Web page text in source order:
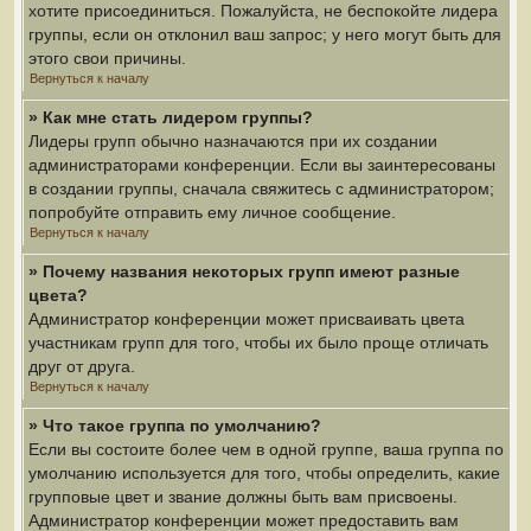
хотите присоединиться. Пожалуйста, не беспокойте лидера
группы, если он отклонил ваш запрос; у него могут быть для
этого свои причины.
Вернуться к началу
» Как мне стать лидером группы?
Лидеры групп обычно назначаются при их создании
администраторами конференции. Если вы заинтересованы
в создании группы, сначала свяжитесь с администратором;
попробуйте отправить ему личное сообщение.
Вернуться к началу
» Почему названия некоторых групп имеют разные
цвета?
Администратор конференции может присваивать цвета
участникам групп для того, чтобы их было проще отличать
друг от друга.
Вернуться к началу
» Что такое группа по умолчанию?
Если вы состоите более чем в одной группе, ваша группа по
умолчанию используется для того, чтобы определить, какие
групповые цвет и звание должны быть вам присвоены.
Администратор конференции может предоставить вам